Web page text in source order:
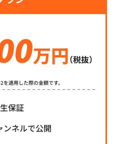
万円（税抜）
適用した際の金額です。
保証
ンネルで公開